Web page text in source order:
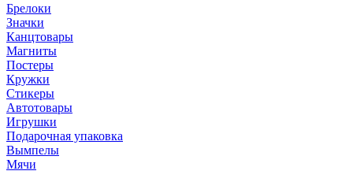
Брелоки
Значки
Канцтовары
Магниты
Постеры
Кружки
Стикеры
Автотовары
Игрушки
Подарочная упаковка
Вымпелы
Мячи